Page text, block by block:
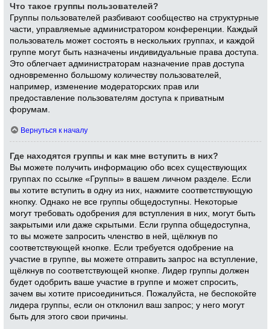
Что такое группы пользователей?
Группы пользователей разбивают сообщество на структурные
части, управляемые администратором конференции. Каждый
пользователь может состоять в нескольких группах, и каждой
группе могут быть назначены индивидуальные права доступа.
Это облегчает администраторам назначение прав доступа
одновременно большому количеству пользователей,
например, изменение модераторских прав или
предоставление пользователям доступа к приватным
форумам.
Вернуться к началу
Где находятся группы и как мне вступить в них?
Вы можете получить информацию обо всех существующих
группах по ссылке «Группы» в вашем личном разделе. Если
вы хотите вступить в одну из них, нажмите соответствующую
кнопку. Однако не все группы общедоступны. Некоторые
могут требовать одобрения для вступления в них, могут быть
закрытыми или даже скрытыми. Если группа общедоступна,
то вы можете запросить членство в ней, щёлкнув по
соответствующей кнопке. Если требуется одобрение на
участие в группе, вы можете отправить запрос на вступление,
щёлкнув по соответствующей кнопке. Лидер группы должен
будет одобрить ваше участие в группе и может спросить,
зачем вы хотите присоединиться. Пожалуйста, не беспокойте
лидера группы, если он отклонил ваш запрос; у него могут
быть для этого свои причины.